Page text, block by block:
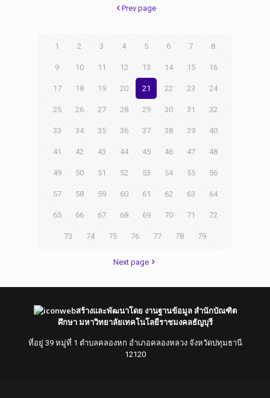
Prev page
1 2 3 4 5 6 7 8
9 10 11 12 13 14 15 16
17 18 19 20 21 22 23 24
25 26 27 28 29 30 31 32
33 34 35 36 37 38 39 40
41 42 43 44 45 46 47 48
49 50 51 52 53 54 55 56
57 58 59 60 61 62 63 64
65 66 67 68 69 70 71 72
73 74 75 76 77 78 79
Next page
สร้างและพัฒนาโดย งานฐานข้อมูล สำนักบัณฑิต
ศึกษา มหาวิทยาลัยเทคโนโลยีราชมงคลธัญบุรี
ที่อยู่ 39 หมู่ที่ 1 ตำบลคลองหก อำเภอคลองหลวง จังหวัดปทุมธานี
12120